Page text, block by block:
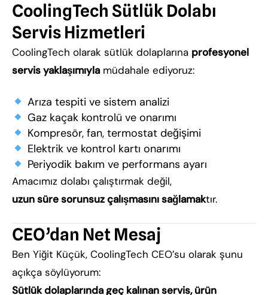
CoolingTech Sütlük Dolabı
Servis Hizmetleri
CoolingTech olarak sütlük dolaplarına profesyonel
servis yaklaşımıylamüdahale ediyoruz:
Arıza tespiti ve sistem analizi
Gaz kaçak kontrolü ve onarımı
Kompresör, fan, termostat değişimi
Elektrik ve kontrol kartı onarımı
Periyodik bakım ve performans ayarı
Amacımız dolabı çalıştırmak değil,
uzun süre sorunsuz çalışmasını sağlamaktır.
CEO’dan Net Mesaj
Ben Yiğit Küçük, CoolingTech CEO’su olarak şunu
açıkça söylüyorum:
Sütlük dolaplarında geç kalınan servis, ürün